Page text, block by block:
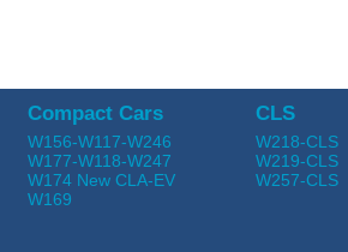
Compact Cars
W156-W117-W246
W177-W118-W247
W174 New CLA-EV
W169
CLS
W218-CLS
W219-CLS
W257-CLS